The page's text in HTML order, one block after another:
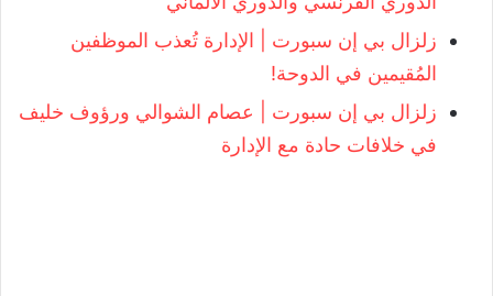
زلزال بي إن سبورت | الإدارة تُعذب الموظفين
المُقيمين في الدوحة!
زلزال بي إن سبورت | عصام الشوالي ورؤوف خليف
في خلافات حادة مع الإدارة